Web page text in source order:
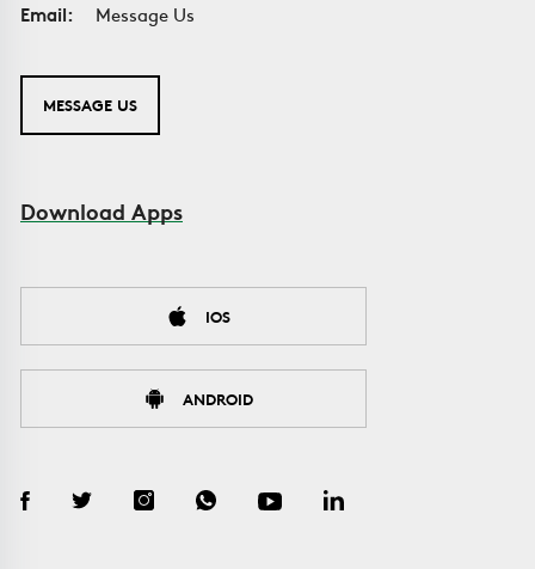
Email:
Message Us
MESSAGE US
Download Apps
IOS
ANDROID